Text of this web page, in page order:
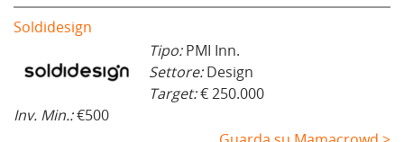
Soldidesign
Tipo:PMI Inn.
Settore:Design
Target:€ 250.000
Inv. Min.:€500